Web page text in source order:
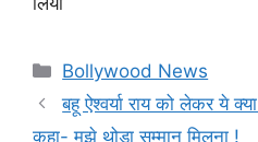
Categories
Bollywood News
बहू ऐश्वर्या राय को लेकर ये
कहा- मुझे थोडा सम्मान मिलना !